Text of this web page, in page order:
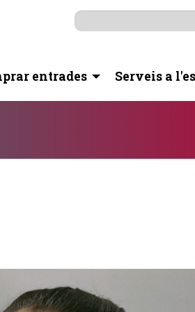
entrades Serveis a